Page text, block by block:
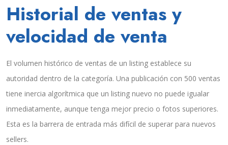
Historial de ventas y
velocidad de venta
El volumen histórico de ventas de un listing establece su
autoridad dentro de la categoría. Una publicación con 500 ventas
tiene inercia algorítmica que un listing nuevo no puede igualar
inmediatamente, aunque tenga mejor precio o fotos superiores.
Esta es la barrera de entrada más difícil de superar para nuevos
sellers.